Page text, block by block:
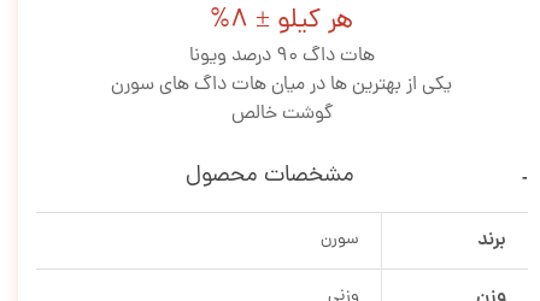
هر کیلو ± 8%
هات داگ 90 درصد ویونا
یکی از بهترین ها در میان هات داگ های سورن
گوشت خالص
مشخصات محصول
برند سورن